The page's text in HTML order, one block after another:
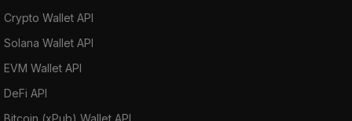
Crypto Wallet API
Solana Wallet API
EVM Wallet API
DeFi API
Bitcoin (xPub) Wallet API